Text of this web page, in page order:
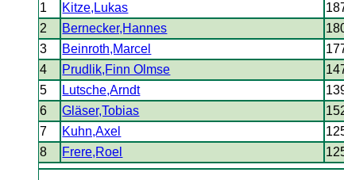
1 Kitze,Lukas
2
Bernecker,Hannes
3
Beinroth,Marcel
4
Prudlik,Finn Olmse
5
Lutsche,Arndt
6
Gläser,Tobias
7
Kuhn,Axel
8
Frere,Roel